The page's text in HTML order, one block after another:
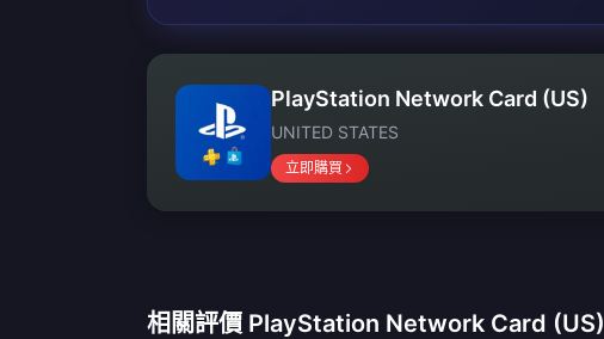
PlayStation Network Card (US)
UNITED STATES
立即購買
相關評價 PlayStation Network Card (US)